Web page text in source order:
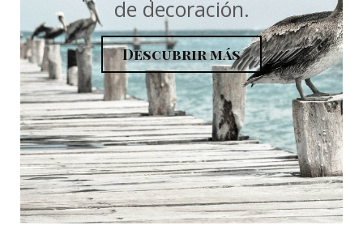
de decoración.
Descubrir más